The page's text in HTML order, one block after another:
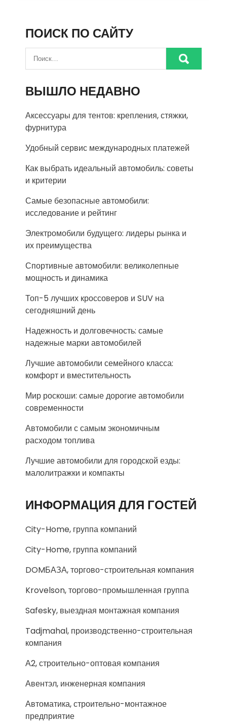
ПОИСК ПО САЙТУ
ВЫШЛО НЕДАВНО
Аксессуары для тентов: крепления, стяжки,
фурнитура
Удобный сервис международных платежей
Как выбрать идеальный автомобиль: советы
и критерии
Самые безопасные автомобили:
исследование и рейтинг
Электромобили будущего: лидеры рынка и
их преимущества
Спортивные автомобили: великолепные
мощность и динамика
Топ-5 лучших кроссоверов и SUV на
сегодняшний день
Надежность и долговечность: самые
надежные марки автомобилей
Лучшие автомобили семейного класса:
комфорт и вместительность
Мир роскоши: самые дорогие автомобили
современности
Автомобили с самым экономичным
расходом топлива
Лучшие автомобили для городской езды:
малолитражки и компакты
ИНФОРМАЦИЯ ДЛЯ ГОСТЕЙ
City-Home, группа компаний
City-Home, группа компаний
DOMБАЗА, торгово-строительная компания
Krovelson, торгово-промышленная группа
Safesky, выездная монтажная компания
Tadjmahal, производственно-строительная
компания
А2, строительно-оптовая компания
Авентэл, инженерная компания
Автоматика, строительно-монтажное
предприятие